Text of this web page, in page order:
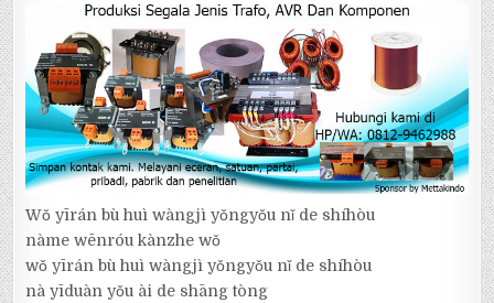
Wǒ yīrán bù huì wàngjì yǒngyǒu nǐ de shíhòu
nàme wēnróu kànzhe wǒ
wǒ yīrán bù huì wàngjì yǒngyǒu nǐ de shíhòu
nà yīduàn yǒu ài de shāng tòng